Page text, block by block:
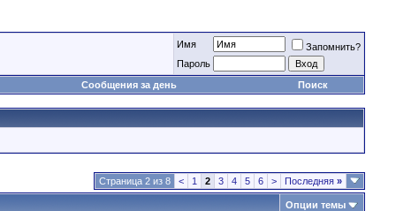
Имя
Запомнить?
Пароль
Сообщения за день
Поиск
Страница 2 из 8 < 1 2 3 4 5 6 > Последняя »
Опции темы